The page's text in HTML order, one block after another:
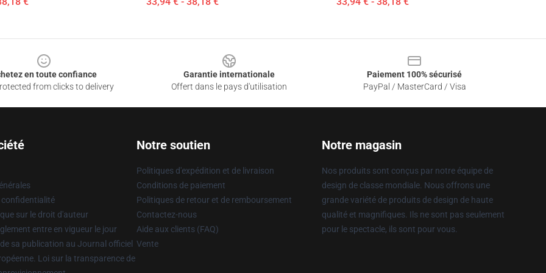
en toute confiance
from clicks to delivery
Garantie internationale
Offert dans le pays d'utilisation
Paiement 100% sécurisé
PayPal / MasterCard / Visa
confidentialité
sur le droit d'auteur
entre en vigueur le jour
sa publication au Journal officiel
Loi sur la transparence de
Notre soutien
Politiques d'expédition et de livraison
Conditions de paiement
Politiques de retour et de remboursement
Contactez-nous
Aide aux clients (FAQ)
Vente
Notre magasin
Nos produits sont conçus par notre équipe de
design de classe mondiale. Nous offrons une
grande variété de produits de design de haute
qualité et magnifiques. Ils ne sont pas seulement
pour le spectacle, ils sont pour vous.